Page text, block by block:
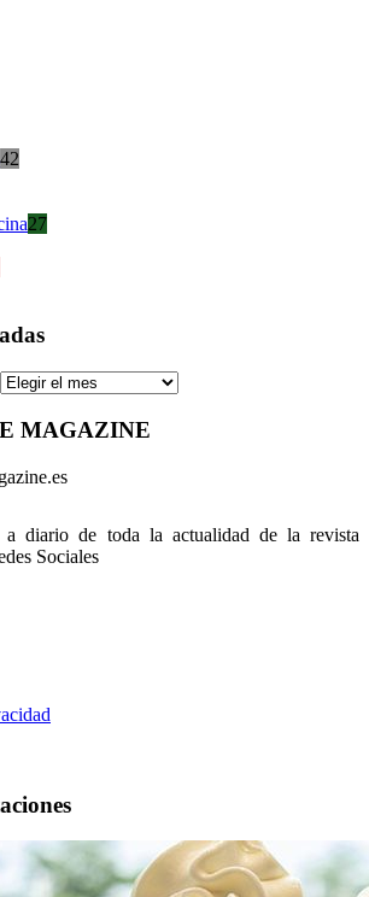
42
27
MAGAZINE
a diario de toda la actualidad de la revista
Sociales